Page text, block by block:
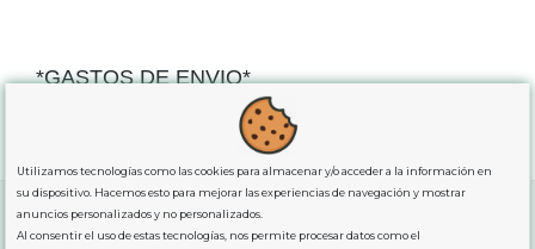
*GASTOS DE ENVIO*
para comprassuperiores a 80€
exclusiva para la peninsula.
Utilizamos tecnologías como las cookies para almacenar y/o acceder a la información en
su dispositivo. Hacemos esto para mejorar las experiencias de navegación y mostrar
anuncios personalizados y no personalizados.
Al consentir el uso de estas tecnologías, nos permite procesar datos como el